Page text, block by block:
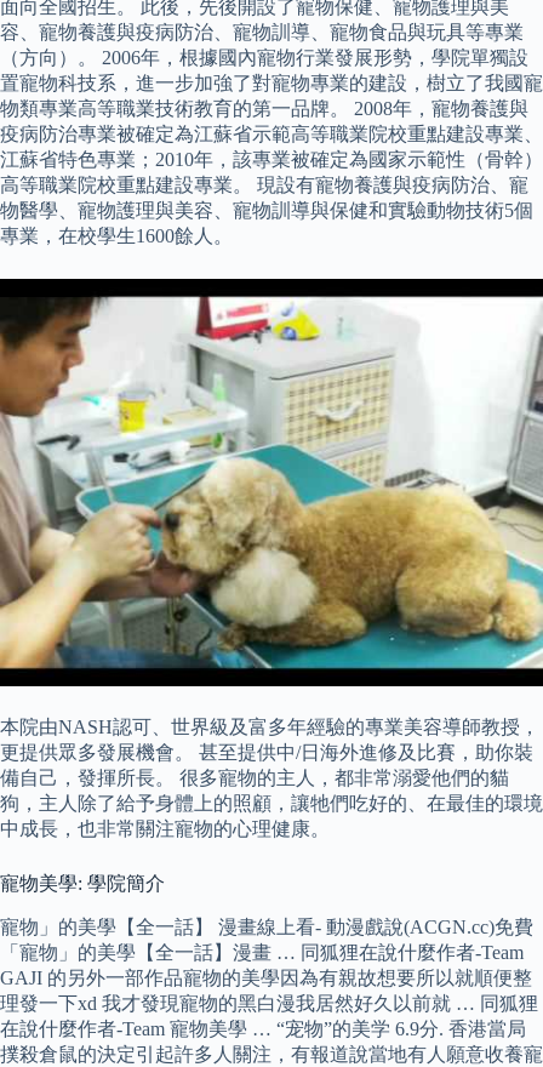
面向全國招生。 此後，先後開設了寵物保健、寵物護理與美
容、寵物養護與疫病防治、寵物訓導、寵物食品與玩具等專業
（方向）。 2006年，根據國內寵物行業發展形勢，學院單獨設
置寵物科技系，進一步加強了對寵物專業的建設，樹立了我國寵
物類專業高等職業技術教育的第一品牌。 2008年，寵物養護與
疫病防治專業被確定為江蘇省示範高等職業院校重點建設專業、
江蘇省特色專業；2010年，該專業被確定為國家示範性（骨幹）
高等職業院校重點建設專業。 現設有寵物養護與疫病防治、寵
物醫學、寵物護理與美容、寵物訓導與保健和實驗動物技術5個
專業，在校學生1600餘人。
本院由NASH認可、世界級及富多年經驗的專業美容導師教授，
更提供眾多發展機會。 甚至提供中/日海外進修及比賽，助你裝
備自己，發揮所長。 很多寵物的主人，都非常溺愛他們的貓
狗，主人除了給予身體上的照顧，讓牠們吃好的、在最佳的環境
中成長，也非常關注寵物的心理健康。
寵物美學: 學院簡介
寵物」的美學【全一話】 漫畫線上看- 動漫戲說(ACGN.cc)免費
「寵物」的美學【全一話】漫畫 … 同狐狸在說什麼作者-Team
GAJI 的另外一部作品寵物的美學因為有親故想要所以就順便整
理發一下xd 我才發現寵物的黑白漫我居然好久以前就 … 同狐狸
在說什麼作者-Team 寵物美學 … “宠物”的美学 6.9分. 香港當局
撲殺倉鼠的決定引起許多人關注，有報道說當地有人願意收養寵